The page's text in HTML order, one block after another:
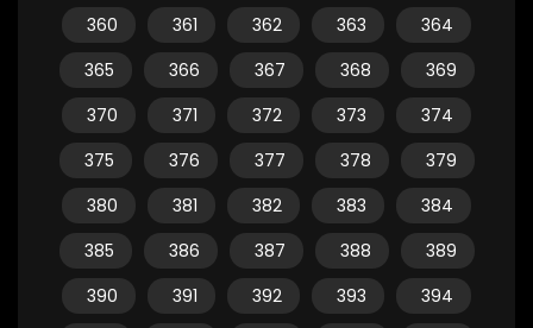
360
361 362 363
364
365
366 367 368
369
370
371 372 373
374
375
376 377 378
379
380
381 382 383
384
385
386 387 388
389
390
391 392 393
394